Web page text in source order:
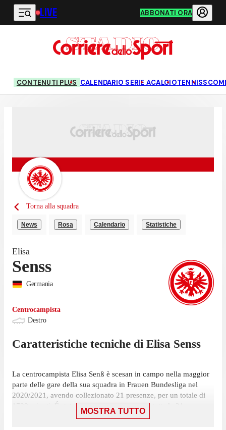
Vai al contenuto principale
LIVE ABBONATI ORA
CONTENUTI PLUS CALENDARIO SERIE ACALCIOTENNIS
Torna alla squadra
News Rosa Calendario Statistiche
Elisa
Senss
Germania
Centrocampista
Destro
Caratteristiche tecniche di Elisa Senss
La centrocampista Elisa Senß è scesan in campo nella maggior
parte delle gare della sua squadra in Frauen Bundesliga nel
2020/2021, avendo collezionato 21 presenze, per un totale di
1720 minuti. É stata scelta nell'11 iniziale in tutte le 21
presenze, su 22 giornate.
MOSTRA TUTTO